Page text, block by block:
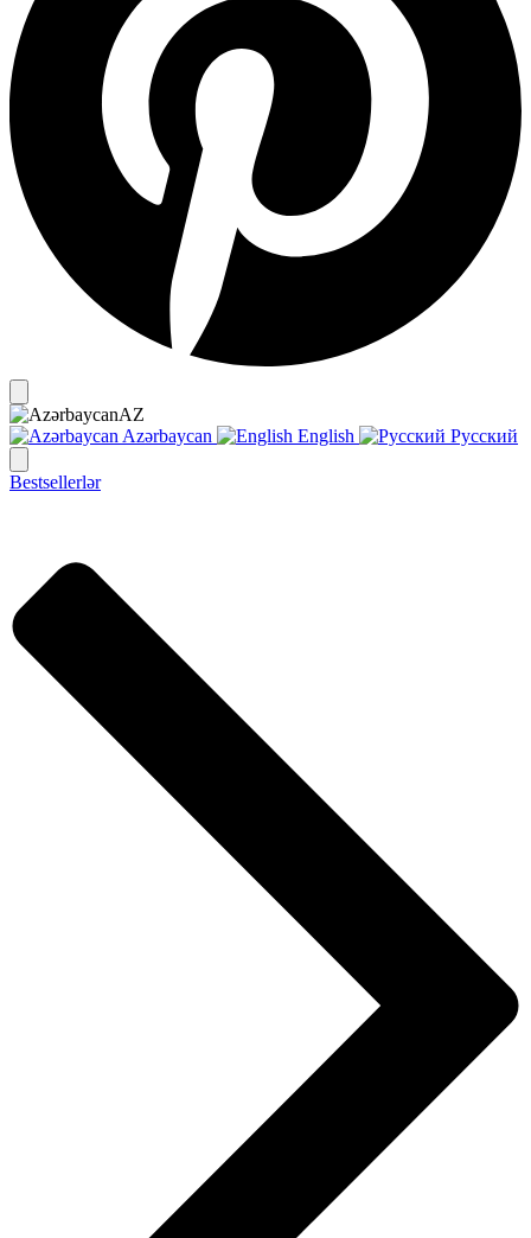
AZ
Azərbaycan
English Русский
Bestsellerlər